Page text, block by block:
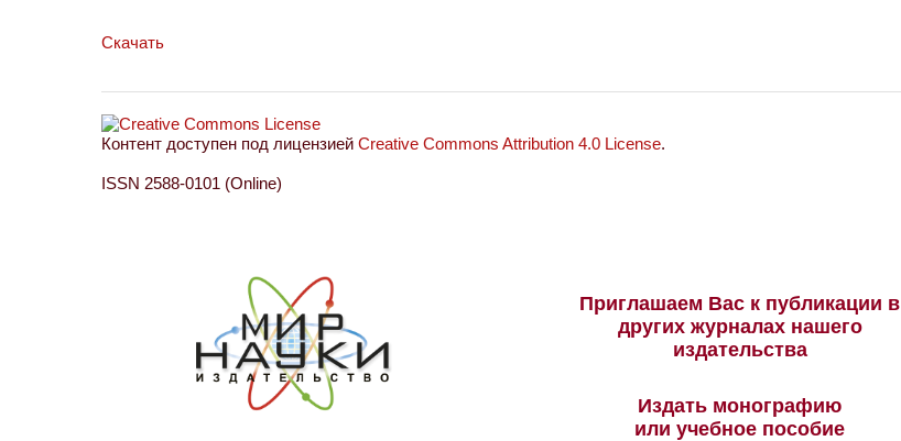
Скачать
Контент доступен под лицензией Creative Commons Attribution 4.0 License.
ISSN 2588-0101 (Online)
Приглашаем Вас к публикации в
других журналах нашего
издательства
Издать монографию
или учебное пособие